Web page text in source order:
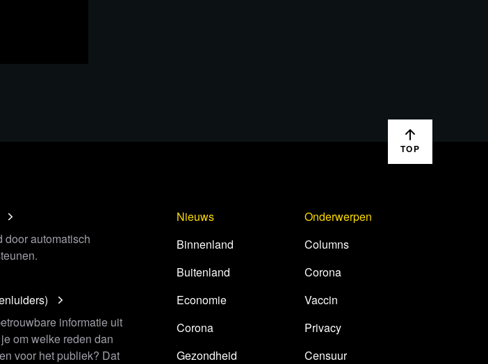
TOP
door automatisch
informatie uit
om welke reden dan
voor het publiek? Dat
Nieuws
Binnenland
Buitenland
Economie
Corona
Gezondheid
Onderwerpen
Columns
Corona
Vaccin
Privacy
Censuur